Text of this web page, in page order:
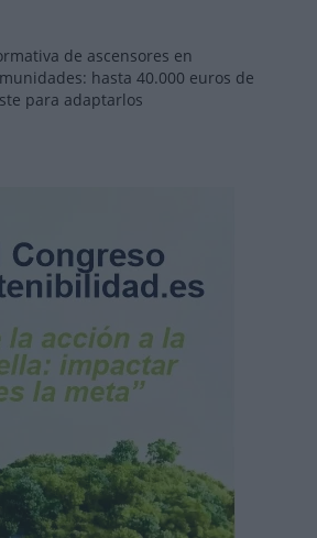
de ascensores en
hasta 40.000 euros de
para adaptarlos